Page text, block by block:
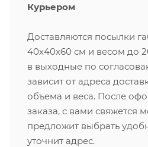
Курьером
Доставляются посылки
40х40х60 см и весом до
в выходные по
зависит от адреса
объема и веса. После
заказа, с вами свяжется
предложит выбрать
уточнит адрес.